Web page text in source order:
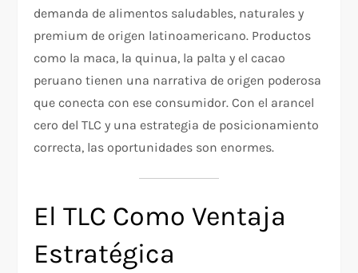
demanda de alimentos saludables, naturales y
premium de origen latinoamericano. Productos
como la maca, la quinua, la palta y el cacao
peruano tienen una narrativa de origen poderosa
que conecta con ese consumidor. Con el arancel
cero del TLC y una estrategia de posicionamiento
correcta, las oportunidades son enormes.
El TLC Como Ventaja
Estratégica